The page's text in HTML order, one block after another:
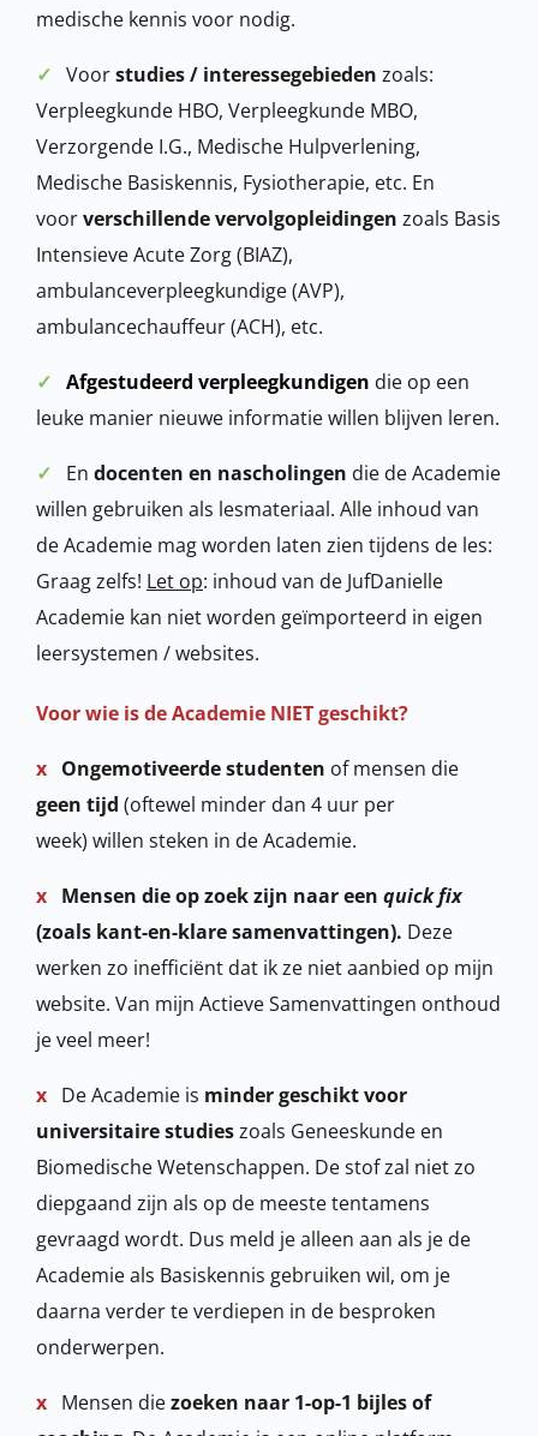
medische kennis voor nodig.
✓ Voorstudies / interessegebieden zoals:
Verpleegkunde HBO, Verpleegkunde MBO,
Verzorgende I.G., Medische Hulpverlening,
Medische Basiskennis, Fysiotherapie, etc. En
voorverschillende vervolgopleidingen zoals Basis
Intensieve Acute Zorg (BIAZ),
ambulanceverpleegkundige (AVP),
ambulancechauffeur (ACH), etc.
✓ Afgestudeerd verpleegkundigen die op een
leuke manier nieuwe informatie willen blijven leren.
✓ En docenten en nascholingen die de Academie
willen gebruiken als lesmateriaal. Alle inhoud van
de Academie mag worden laten zien tijdens de les:
Graag zelfs! Let op: inhoud van de JufDanielle
Academie kan niet worden geïmporteerd in eigen
leersystemen / websites.
Voor wie is de Academie NIET geschikt?
x Ongemotiveerde studenten of mensen die
geen tijd (oftewel minder dan 4 uur per
week) willen steken in de Academie.
x Mensen die op zoek zijn naar een quick fix
(zoals kant-en-klare samenvattingen). Deze
werken zo inefficiënt dat ik ze niet aanbied op mijn
website. Van mijn Actieve Samenvattingen onthoud
je veel meer!
x De Academie is minder geschikt voor
universitaire studieszoals Geneeskunde en
Biomedische Wetenschappen. De stof zal niet zo
diepgaand zijn als op de meeste tentamens
gevraagd wordt. Dus meld je alleen aan als je de
Academie als Basiskennis gebruiken wil, om je
daarna verder te verdiepen in de besproken
onderwerpen.
x Mensen diezoeken naar 1-op-1 bijles of